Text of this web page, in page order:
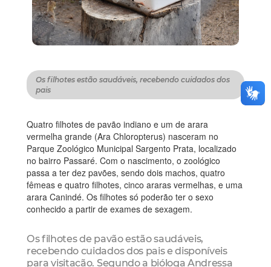
Os filhotes estão saudáveis, recebendo cuidados dos
pais
Quatro filhotes de pavão indiano e um de arara
vermelha grande (Ara Chloropterus) nasceram no
Parque Zoológico Municipal Sargento Prata, localizado
no bairro Passaré. Com o nascimento, o zoológico
passa a ter dez pavões, sendo dois machos, quatro
fêmeas e quatro filhotes, cinco araras vermelhas, e uma
arara Canindé. Os filhotes só poderão ter o sexo
conhecido a partir de exames de sexagem.
Os filhotes de pavão estão saudáveis,
recebendo cuidados dos pais e disponíveis
para visitação. Segundo a bióloga Andressa